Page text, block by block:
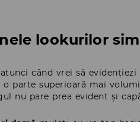
lookurilor
când vrei să
superioară mai
nu pare prea evident și